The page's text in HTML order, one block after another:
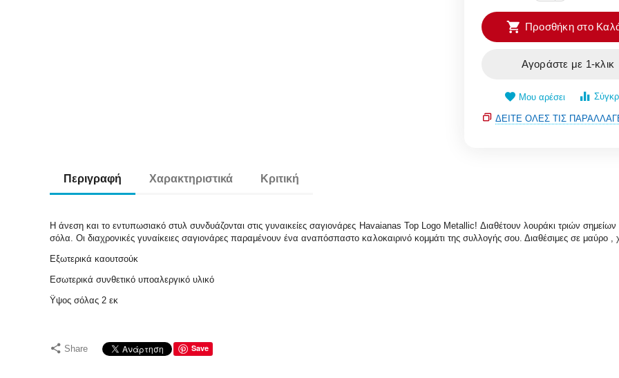
Προσθήκη στο
Αγοράστε με 1-κλικ
Μου αρέσει
ΔΕΊΤΕ ΌΛΕΣ ΤΙΣ
Περιγραφή Χαρακτηριστικά Κριτική
Η άνεση και το εντυπωσιακό στυλ συνδυάζονται στις γυναικείες σαγιονάρες Havaianas Top Logo Metallic! Διαθέτουν λουράκι τριών
σόλα. Οι διαχρονικές γυναίκειες σαγιονάρες παραμένουν ένα αναπόσπαστο καλοκαιρινό κομμάτι της συλλογής σου. Διαθέσιμες σε μαύρο
Εξωτερικά καουτσούκ
Εσωτερικά συνθετικό υποαλεργικό υλικό
Ϋψος σόλας 2 εκ
Share Save